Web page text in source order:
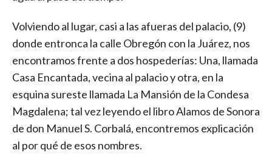
Volviendo al lugar, casi a las afueras del palacio, (9)
donde entronca la calle Obregón con la Juárez, nos
encontramos frente a dos hospederías: Una, llamada
Casa Encantada, vecina al palacio y otra, en la
esquina sureste llamada La Mansión de la Condesa
Magdalena; tal vez leyendo el libro Alamos de Sonora
de don Manuel S. Corbalá, encontremos explicación
al por qué de esos nombres.